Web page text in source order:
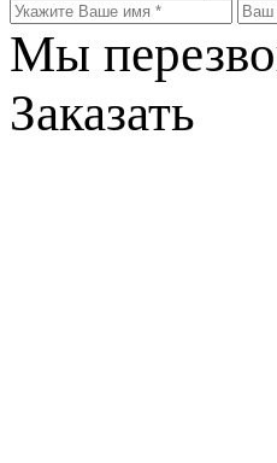
Мы
Заказать